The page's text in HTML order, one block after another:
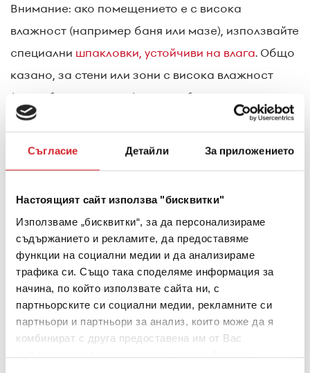
Съгласие Детайли За приложението
Настоящият сайт използва "бисквитки"
Използваме „бисквитки“, за да персонализираме
съдържанието и рекламите, да предоставяме
функции на социални медии и да анализираме
трафика си. Също така споделяме информация за
начина, по който използвате сайта ни, с
партньорските си социални медии, рекламните си
партньори и партньори за анализ, които може да я
комбинират с друга предоставена им от Вас
информация или с такава, която са събрали от
Внимание: ако помещението е с висока
влажност (например баня или мазе), използвайте
специални шпакловки, устойчиви на влага. Общо
казано, за стени или зони с висока влажност
(напр. близо до море), е по-добре да се
използват специални водоустойчиви шпакловки
Как шпакловаме стените
Правилната подготовка е половината от
успеха при шпакловането. Преди да
започнете, уверете се, че повърхността е
чиста, суха и свободна от прах, мазнини или
остатъци от стара боя.
Ако има разхлабени участъци или подутини,
отстранете ги с метална шпатула.
Ако има куки или искате да премахнете